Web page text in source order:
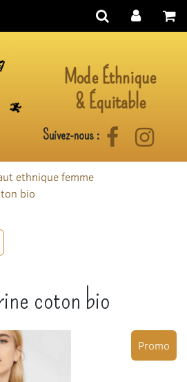
Mode Éthnique
& Équitable
Suivez-nous : Facebook
ethnique femme
bio
coton bio
Promo